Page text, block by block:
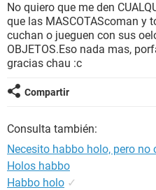
No quiero que me den
que las MASCOTAScoman y
cuchan o jueguen con sus
OBJETOS.Eso nada mas,
gracias chau :c
Compartir
Consulta también:
Necesito habbo holo, pero no
Holos habbo
Habbo holo ✓